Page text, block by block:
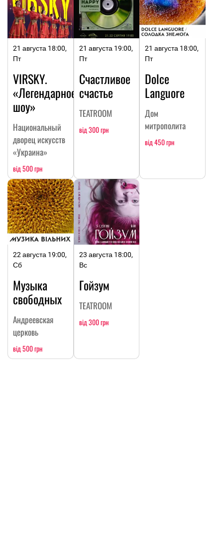
21 августа 18:00,
Пт
VIRSKY.
«Легендарное
шоу»
Национальный
дворец искусств
«Украина»
від 500 грн
21 августа 19:00,
Пт
Счастливое
счастье
TEATROOM
від 300 грн
21 августа 18:00,
Пт
Dolce
Languore
Дом
митрополита
від 450 грн
22 августа 19:00,
Сб
Музыка
свободных
Андреевская
церковь
від 500 грн
23 августа 18:00,
Вс
Гойзум
TEATROOM
від 300 грн